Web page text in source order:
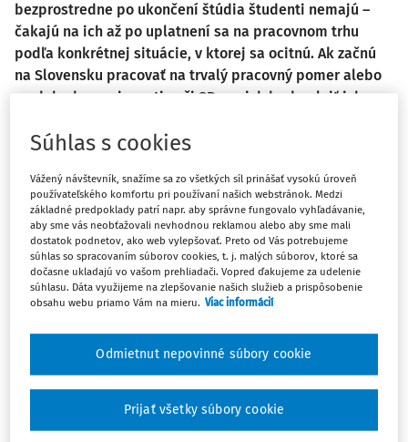
bezprostredne po ukončení štúdia študenti nemajú –
čakajú na ich až po uplatnení sa na pracovnom trhu
podľa konkrétnej situácie, v ktorej sa ocitnú. Ak začnú
na Slovensku pracovať na trvalý pracovný pomer alebo
na dohodu, povinnosti voči SP za nich bude plniť ich
posúdi SP až o rok – po podaní daňového priznania za
SP to hlásiť nemusia. Ak sa tak sami rozhodnú, môžu si
platiť sociálne poistenie sami dobrovoľne. SP poskytla
niekoľko rád, ako postupovať:
Prvá rada: Po škole odchádzam do
zahraničia/neplánujem ešte pracovať – nič
neoznamujem
Ak si študent po škole plánuje užiť voľno, nepracovať,
cestovať doma či po svete alebo na dlhšiu dobu odísť
študovať či pracovať do zahraničia, nemá voči SP žiadne
okrem poberateľa sirotského dôchodku,
ktorý končí štúdium). Nemusí jej nič nahlasovať, ani sa
Súhlas s cookies
Vážený návštevník, snažíme sa zo všetkých síl prinášať vysokú úroveň
používateľského komfortu pri používaní našich webstránok. Medzi
základné predpoklady patrí napr. aby správne fungovalo vyhľadávanie,
aby sme vás neobťažovali nevhodnou reklamou alebo aby sme mali
dostatok podnetov, ako web vylepšovať. Preto od Vás potrebujeme
súhlas so spracovaním súborov cookies, t. j. malých súborov, ktoré sa
dočasne ukladajú vo vašom prehliadači. Vopred ďakujeme za udelenie
súhlasu. Dáta využijeme na zlepšovanie našich služieb a prispôsobenie
obsahu webu priamo Vám na mieru. Viac informácií
Odmietnut nepovinné súbory cookie
Prijať všetky súbory cookie